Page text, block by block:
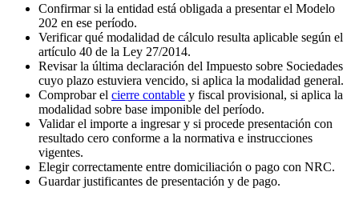
Confirmar si la entidad está obligada a presentar el Modelo
202 en ese período.
Verificar qué modalidad de cálculo resulta aplicable según el
artículo 40 de la Ley 27/2014.
Revisar la última declaración del Impuesto sobre Sociedades
cuyo plazo estuviera vencido, si aplica la modalidad general.
Comprobar el cierre contable y fiscal provisional, si aplica la
modalidad sobre base imponible del período.
Validar el importe a ingresar y si procede presentación con
resultado cero conforme a la normativa e instrucciones
vigentes.
Elegir correctamente entre domiciliación o pago con NRC.
Guardar justificantes de presentación y de pago.